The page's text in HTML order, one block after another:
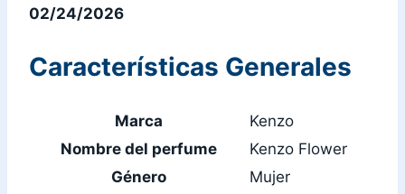
02/24/2026
Características Generales
Marca
Kenzo
Nombre del perfume
Kenzo Flower
Género
Mujer